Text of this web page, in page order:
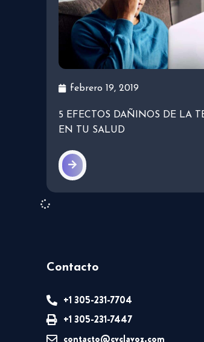
febrero 19, 2019
5 EFECTOS DAÑINOS DE LA
EN TU SALUD
Contacto
+1 305-231-7704
+1 305-231-7447
contacto@cvclavoz.com